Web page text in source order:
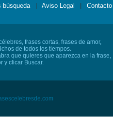
búsqueda Aviso Legal Contacto
frases cortas, frases de amor,
de todos los tiempos.
que quieres que aparezca en la frase,
y clicar Buscar.